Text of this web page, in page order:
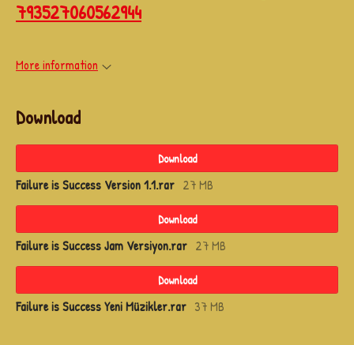
793527060562944
More information
Download
Download
Failure is Success Version 1.1.rar 27 MB
Download
Failure is Success Jam Versiyon.rar 27 MB
Download
Failure is Success Yeni Müzikler.rar 37 MB